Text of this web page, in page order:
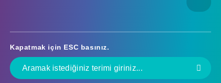
Kapatmak için ESC basınız.